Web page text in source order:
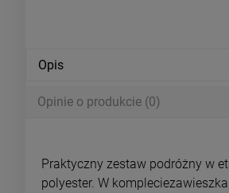
Opis
Opinie o produkcie (0)
Praktyczny zestaw podróżny w
polyester. W